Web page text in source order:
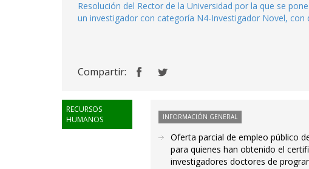
Resolución del Rector de la Universidad por la que se
un investigador con categoría N4-Investigador Novel, con
Compartir:
RECURSOS
HUMANOS
INFORMACIÓN GENERAL
Oferta parcial de empleo público
para quienes han obtenido el
investigadores doctores de